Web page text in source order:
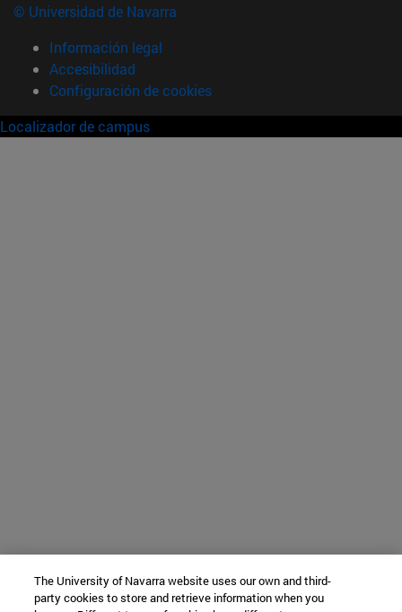
© Universidad de Navarra
Información legal
Accesibilidad
Configuración de cookies
Localizador de campus
The University of Navarra website uses our own and third-
party cookies to store and retrieve information when you